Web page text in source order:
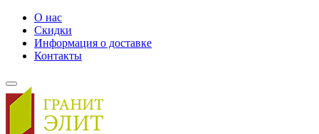
О нас
Скидки
Информация о доставке
Контакты